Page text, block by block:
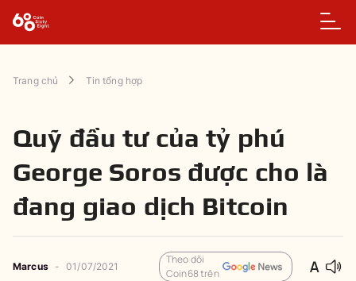
Trang chủ Tin tổng hợp
Quỹ đầu tư của tỷ phú
George Soros được cho là
đang giao dịch Bitcoin
Marcus - 01/07/2021
Theo dõi
Coin68 trên